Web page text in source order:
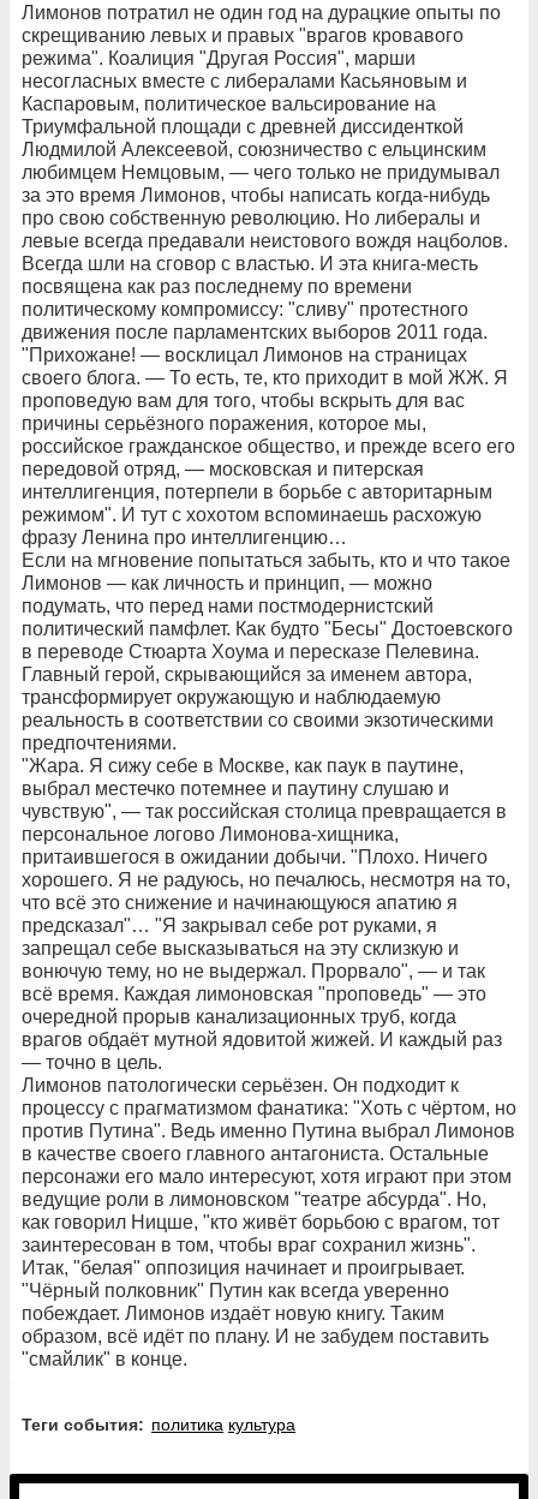
Лимонов потратил не один год на дурацкие опыты по
скрещиванию левых и правых "врагов кровавого
режима". Коалиция "Другая Россия", марши
несогласных вместе с либералами Касьяновым и
Каспаровым, политическое вальсирование на
Триумфальной площади с древней диссиденткой
Людмилой Алексеевой, союзничество с ельцинским
любимцем Немцовым, — чего только не придумывал
за это время Лимонов, чтобы написать когда-нибудь
про свою собственную революцию. Но либералы и
левые всегда предавали неистового вождя нацболов.
Всегда шли на сговор с властью. И эта книга-месть
посвящена как раз последнему по времени
политическому компромиссу: "сливу" протестного
движения после парламентских выборов 2011 года.
"Прихожане! — восклицал Лимонов на страницах
своего блога. — То есть, те, кто приходит в мой ЖЖ. Я
проповедую вам для того, чтобы вскрыть для вас
причины серьёзного поражения, которое мы,
российское гражданское общество, и прежде всего его
передовой отряд, — московская и питерская
интеллигенция, потерпели в борьбе с авторитарным
режимом". И тут с хохотом вспоминаешь расхожую
фразу Ленина про интеллигенцию…
Если на мгновение попытаться забыть, кто и что такое
Лимонов — как личность и принцип, — можно
подумать, что перед нами постмодернистский
политический памфлет. Как будто "Бесы" Достоевского
в переводе Стюарта Хоума и пересказе Пелевина.
Главный герой, скрывающийся за именем автора,
трансформирует окружающую и наблюдаемую
реальность в соответствии со своими экзотическими
предпочтениями.
"Жара. Я сижу себе в Москве, как паук в паутине,
выбрал местечко потемнее и паутину слушаю и
чувствую", — так российская столица превращается в
персональное логово Лимонова-хищника,
притаившегося в ожидании добычи. "Плохо. Ничего
хорошего. Я не радуюсь, но печалюсь, несмотря на то,
что всё это снижение и начинающуюся апатию я
предсказал"… "Я закрывал себе рот руками, я
запрещал себе высказываться на эту склизкую и
вонючую тему, но не выдержал. Прорвало", — и так
всё время. Каждая лимоновская "проповедь" — это
очередной прорыв канализационных труб, когда
врагов обдаёт мутной ядовитой жижей. И каждый раз
— точно в цель.
Лимонов патологически серьёзен. Он подходит к
процессу с прагматизмом фанатика: "Хоть с чёртом, но
против Путина". Ведь именно Путина выбрал Лимонов
в качестве своего главного антагониста. Остальные
персонажи его мало интересуют, хотя играют при этом
ведущие роли в лимоновском "театре абсурда". Но,
как говорил Ницше, "кто живёт борьбою с врагом, тот
заинтересован в том, чтобы враг сохранил жизнь".
Итак, "белая" оппозиция начинает и проигрывает.
"Чёрный полковник" Путин как всегда уверенно
побеждает. Лимонов издаёт новую книгу. Таким
образом, всё идёт по плану. И не забудем поставить
"смайлик" в конце.
Теги события: политика культура